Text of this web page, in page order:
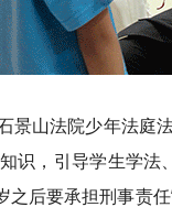
景山法院少年法庭
识，引导学生学
之后要承担刑事责